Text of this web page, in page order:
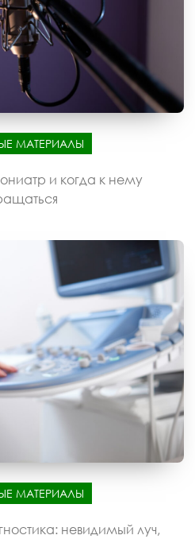
МАТЕРИАЛЫ
и когда к нему
МАТЕРИАЛЫ
невидимый луч,